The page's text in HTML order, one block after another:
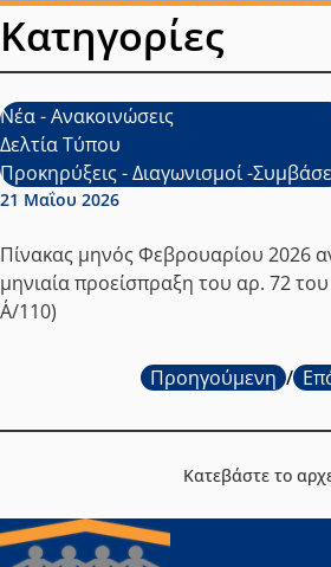
Ημερομηνία δημοσίευσης:
21 Μαΐου 2026
Πίνακας μηνός Φεβρουαρίου 2026
μηνιαία προείσπραξη του αρ. 72
Α΄/110)
Προηγούμενη /
Κατεβάστε το
Κατηγορίες
Νέα - Ανακοινώσεις
Δελτία Τύπου
Προκηρύξεις - Διαγωνισμοί -